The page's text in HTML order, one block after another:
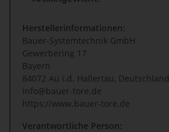
Herstellerinformationen:
Bauer-Systemtechnik GmbH
Gewerbering 17
Bayern
84072 Au i.d. Hallertau, Deutschland
info@bauer-tore.de
https://www.bauer-tore.de
Verantwortliche Person: